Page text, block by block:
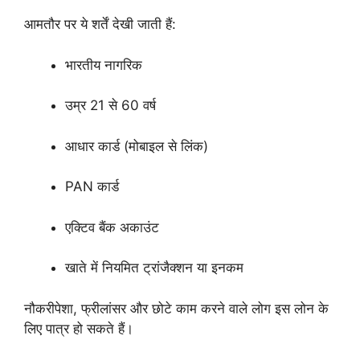
आमतौर पर ये शर्तें देखी जाती हैं:
भारतीय नागरिक
उम्र 21 से 60 वर्ष
आधार कार्ड (मोबाइल से लिंक)
PAN कार्ड
एक्टिव बैंक अकाउंट
खाते में नियमित ट्रांजैक्शन या इनकम
नौकरीपेशा, फ्रीलांसर और छोटे काम करने वाले लोग इस लोन के
लिए पात्र हो सकते हैं।